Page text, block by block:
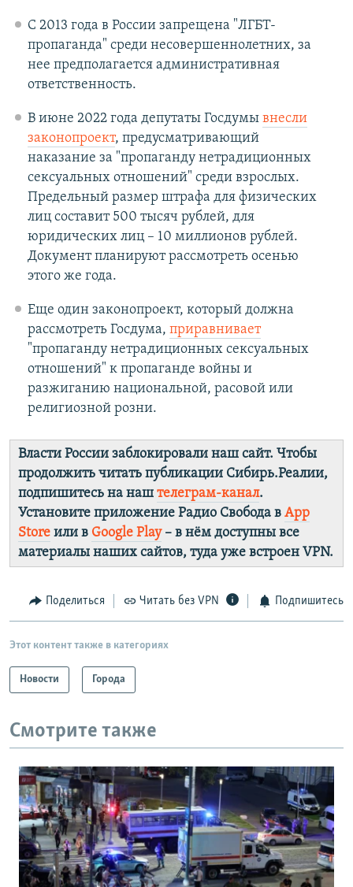
С 2013 года в России запрещена "ЛГБТ-
пропаганда" среди несовершеннолетних, за
нее предполагается административная
ответственность.
В июне 2022 года депутаты Госдумы внесли
законопроект, предусматривающий
наказание за "пропаганду нетрадиционных
сексуальных отношений" среди взрослых.
Предельный размер штрафа для физических
лиц составит 500 тысяч рублей, для
юридических лиц – 10 миллионов рублей.
Документ планируют рассмотреть осенью
этого же года.
Еще один законопроект, который должна
рассмотреть Госдума, приравнивает
"пропаганду нетрадиционных сексуальных
отношений" к пропаганде войны и
разжиганию национальной, расовой или
религиозной розни.
Власти России заблокировали наш сайт. Чтобы
продолжить читать публикации Сибирь.Реалии,
подпишитесь на наш телеграм-канал.
Установите приложение Радио Свобода в App
Store или в Google Play– в нём доступны все
материалы наших сайтов, туда уже встроен VPN.
Поделиться Читать без VPN Подпишитесь
Этот контент также в категориях
Новости Города
Смотрите также